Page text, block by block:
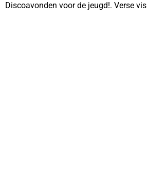
Discoavonden voor de jeugd!. Verse